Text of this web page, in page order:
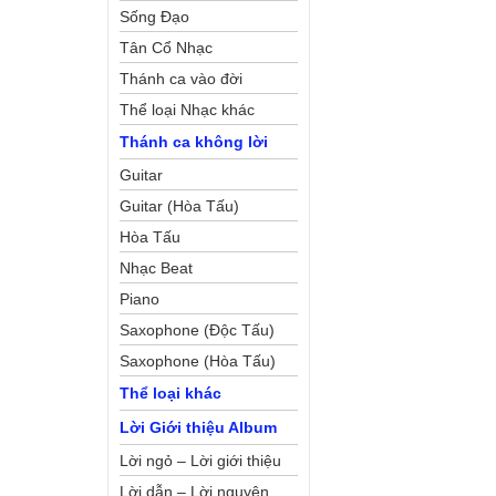
Sống Đạo
Tân Cổ Nhạc
Thánh ca vào đời
Thể loại Nhạc khác
Thánh ca không lời
Guitar
Guitar (Hòa Tấu)
Hòa Tấu
Nhạc Beat
Piano
Saxophone (Độc Tấu)
Saxophone (Hòa Tấu)
Thể loại khác
Lời Giới thiệu Album
Lời ngỏ – Lời giới thiệu
Lời dẫn – Lời nguyện